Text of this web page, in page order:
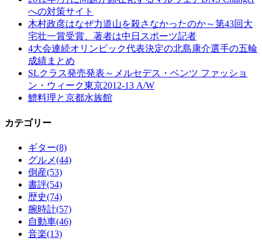
への対策サイト
木村政彦はなぜ力道山を殺さなかったのか～第43回大
宅壮一賞受賞、著者は中日スポーツ記者
4大会連続オリンピック代表決定の北島康介選手の五輪
成績まとめ
SLクラス発売発表～メルセデス・ベンツ ファッショ
ン・ウィーク東京2012-13 A/W
鱧料理と京都水族館
カテゴリー
ギター(8)
グルメ(44)
倒産(53)
書評(54)
歴史(74)
腕時計(57)
自動車(46)
音楽(13)